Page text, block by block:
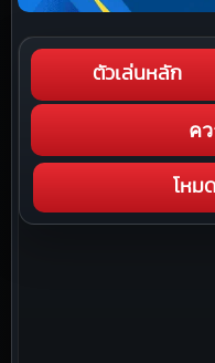
ตัวเล่นหลัก
ค
โหม